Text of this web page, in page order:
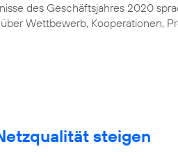
des Geschäftsjahres 2020
Wettbewerb, Kooperationen,
steigen